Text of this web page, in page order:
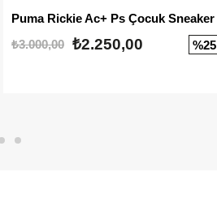
Puma Rickie Ac+ Ps Çocuk Sneaker
₺3.000,00 ₺2.250,00 %25